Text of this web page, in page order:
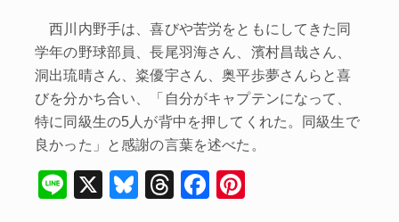
西川内野手は、喜びや苦労をともにしてきた同
学年の野球部員、長尾羽海さん、濱村昌哉さん、
洞出琉晴さん、粢優宇さん、奥平歩夢さんらと喜
びを分かち合い、「自分がキャプテンになって、
特に同級生の5人が背中を押してくれた。同級生で
良かった」と感謝の言葉を述べた。
Li
X
Bl
T
F